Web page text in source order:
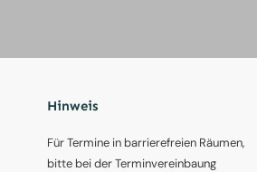
Hinweis
Für Termine in barrierefreien Räumen,
bitte bei der Terminvereinbaung